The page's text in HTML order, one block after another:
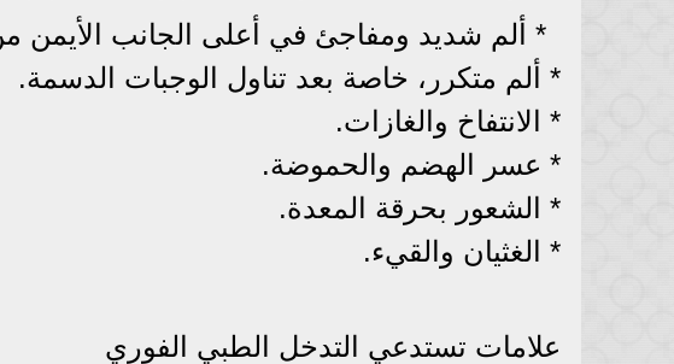
* ألم شديد ومفاجئ في أعلى الجانب الأيمن
* ألم متكرر، خاصة بعد تناول الوجبات الدسمة.
* الانتفاخ والغازات.
* عسر الهضم والحموضة.
* الشعور بحرقة المعدة.
* الغثيان والقيء.
علامات تستدعي التدخل الطبي الفوري